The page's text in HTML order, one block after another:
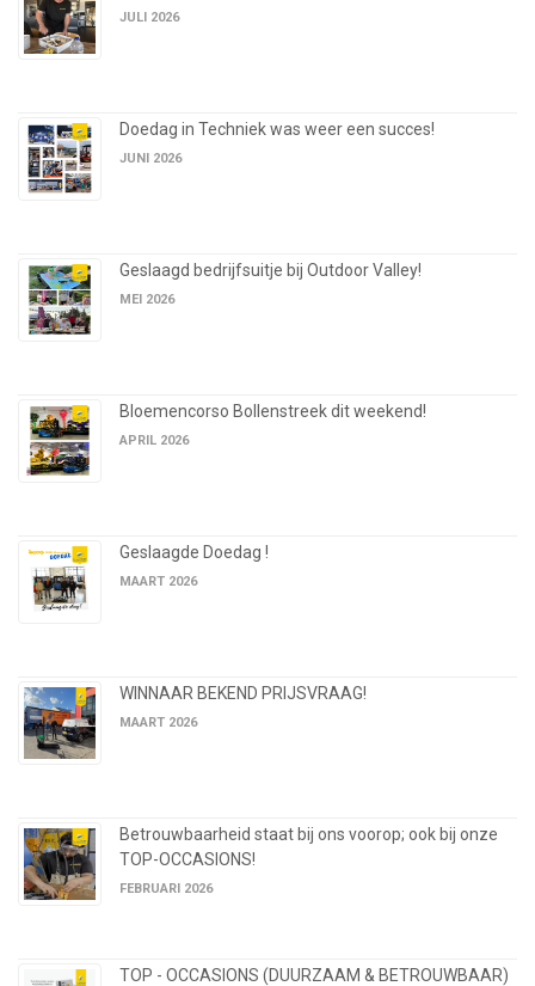
JULI 2026
Doedag in Techniek was weer een succes!
JUNI 2026
Geslaagd bedrijfsuitje bij Outdoor Valley!
MEI 2026
Bloemencorso Bollenstreek dit weekend!
APRIL 2026
Geslaagde Doedag !
MAART 2026
WINNAAR BEKEND PRIJSVRAAG!
MAART 2026
Betrouwbaarheid staat bij ons voorop; ook bij onze
TOP-OCCASIONS!
FEBRUARI 2026
TOP - OCCASIONS (DUURZAAM & BETROUWBAAR)